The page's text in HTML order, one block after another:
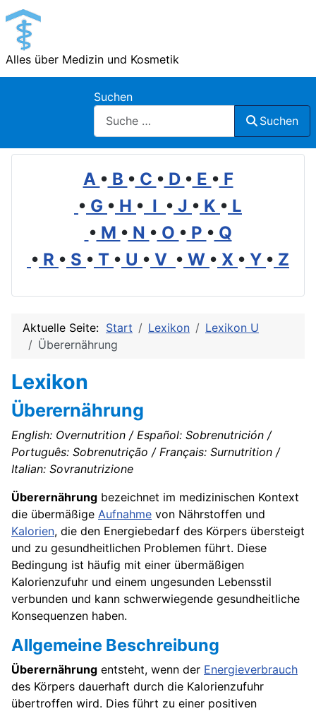
Alles über Medizin und Kosmetik
Suchen
Suchen
A • B • C • D • E • F
• G • H • I • J • K • L
• M • N • O • P • Q
• R • S • T • U • V • W • X • Y • Z
Aktuelle Seite: Start Lexikon
Lexikon U
Überernährung
Lexikon
Überernährung
English: Overnutrition / Español: Sobrenutrición /
Português: Sobrenutrição / Français: Surnutrition /
Italian: Sovranutrizione
Überernährung bezeichnet im medizinischen Kontext
die übermäßige Aufnahme von Nährstoffen und
Kalorien, die den Energiebedarf des Körpers übersteigt
und zu gesundheitlichen Problemen führt. Diese
Bedingung ist häufig mit einer übermäßigen
Kalorienzufuhr und einem ungesunden Lebensstil
verbunden und kann schwerwiegende gesundheitliche
Konsequenzen haben.
Allgemeine Beschreibung
Überernährung entsteht, wenn der Energieverbrauch
des Körpers dauerhaft durch die Kalorienzufuhr
übertroffen wird. Dies führt zu einer positiven